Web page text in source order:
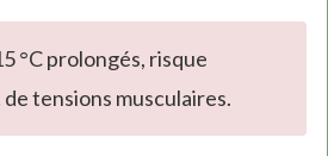
°C prolongés, risque
tensions musculaires.